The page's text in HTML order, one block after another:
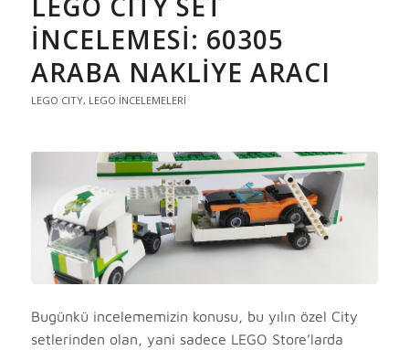
İNCELEMESI: 60305
ARABA NAKLIYE ARACI
LEGO CITY, LEGO İNCELEMELERI
Bugünkü incelememizin konusu, bu yılın özel City
setlerinden olan, yani sadece LEGO Store’larda